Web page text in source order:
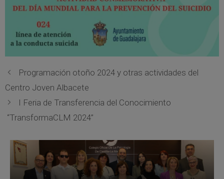
Programación otoño 2024 y otras actividades del
Centro Joven Albacete
I Feria de Transferencia del Conocimiento
“TransformaCLM 2024”